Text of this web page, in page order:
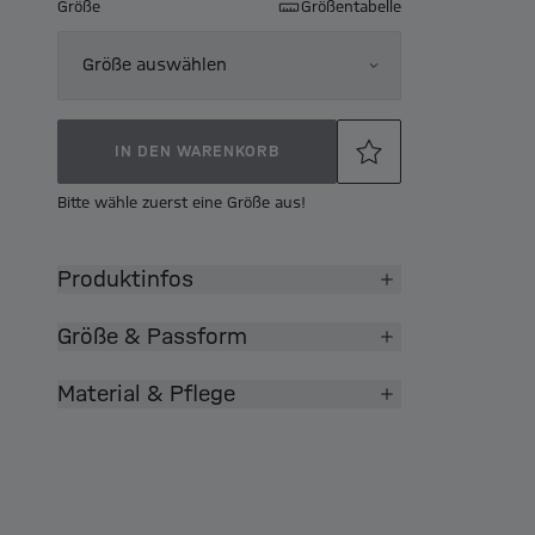
Größe Größentabelle
Größe auswählen
IN DEN WARENKORB
Bitte wähle zuerst eine Größe aus!
Produktinfos
Größe & Passform
Material & Pflege